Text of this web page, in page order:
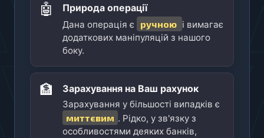
🤖
Природа операції
Дана операція є
ручною і вимагає
додаткових маніпуляцій з нашого
боку.
🏦
Зарахування на Ваш рахунок
Зарахування у більшості випадків є
миттєвим . Рідко, у зв'язку з
особливостями деяких банків,